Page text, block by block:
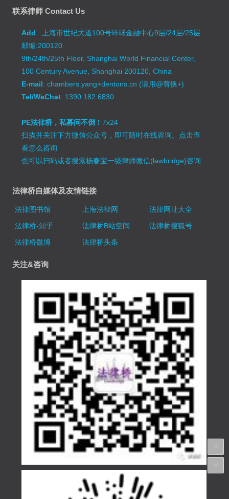
联系律师 Contact Us
Add: 上海市世纪大道100号环球金融中心9层/24层/25层
邮编:200120
9th/24th/25th Floor, Shanghai World Financial Center,
100 Century Avenue, Shanghai 200120, China
E-mail: chambers.yang+dentons.cn (请用@替换+)
Tel/WeChat: 1390 182 6830
PE法律桥，私募问不倒！7x24
扫描并关注下方微信公众号，即可随时在线咨询。 点击查
看怎么咨询
也可以扫码或者搜索杨春宝一级律师微信(lawbridge)咨询
法律桥自媒体及友情链接
法律图书馆 上海法律网
法律网址大全
法律桥-知乎
法律桥B站空间
法律桥搜狐号
法律桥微博
法律桥头条
关注&咨询